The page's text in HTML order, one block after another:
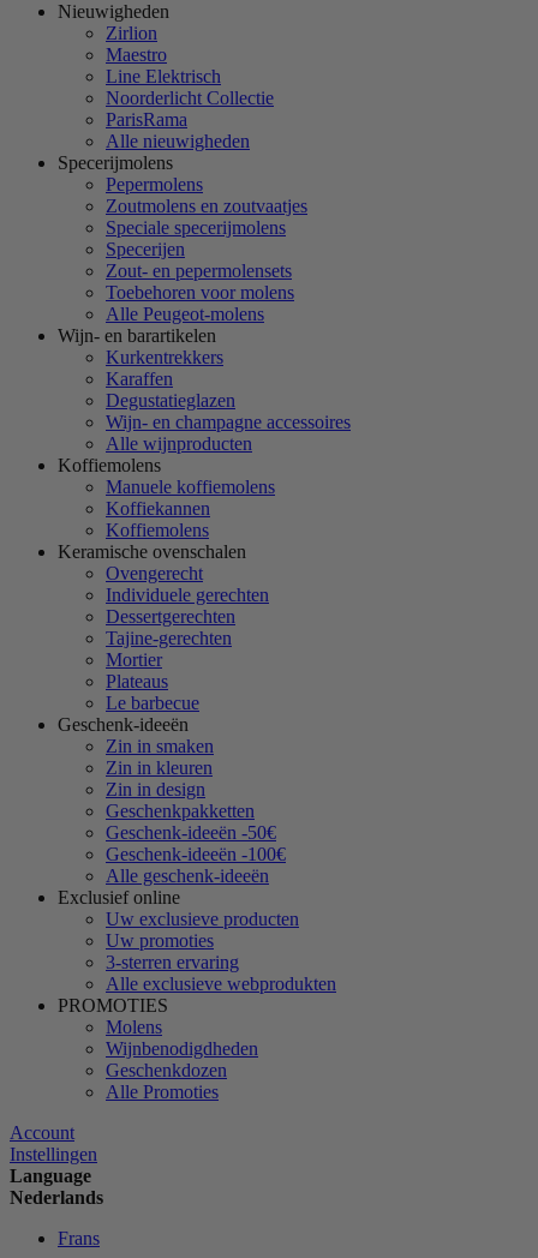
Nieuwigheden
Zirlion
Maestro
Line Elektrisch
Noorderlicht Collectie
ParisRama
Alle nieuwigheden
Specerijmolens
Pepermolens
Zoutmolens en zoutvaatjes
Speciale specerijmolens
Specerijen
Zout- en pepermolensets
Toebehoren voor molens
Alle Peugeot-molens
Wijn- en barartikelen
Kurkentrekkers
Karaffen
Degustatieglazen
Wijn- en champagne accessoires
Alle wijnproducten
Koffiemolens
Manuele koffiemolens
Koffiekannen
Koffiemolens
Keramische ovenschalen
Ovengerecht
Individuele gerechten
Dessertgerechten
Tajine-gerechten
Mortier
Plateaus
Le barbecue
Geschenk-ideeën
Zin in smaken
Zin in kleuren
Zin in design
Geschenkpakketten
Geschenk-ideeën -50€
Geschenk-ideeën -100€
Alle geschenk-ideeën
Exclusief online
Uw exclusieve producten
Uw promoties
3-sterren ervaring
Alle exclusieve webprodukten
PROMOTIES
Molens
Wijnbenodigdheden
Geschenkdozen
Alle Promoties
Account
Instellingen
Language
Nederlands
Frans